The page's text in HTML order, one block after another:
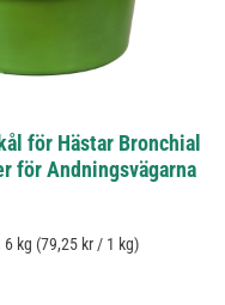
för Hästar Bronchial
för Andningsvägarna
6 kg (79,25 kr / 1 kg)